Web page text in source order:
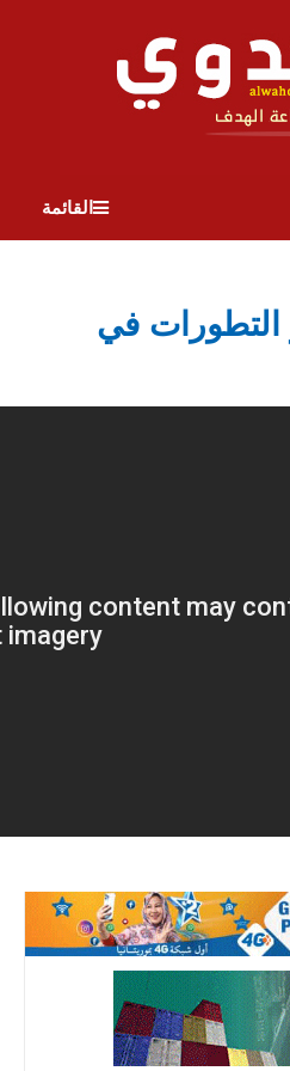
القائمة
في